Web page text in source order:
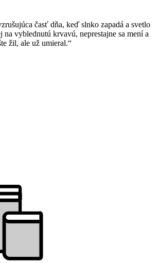
časť dňa, keď slnko zapadá a svetlo
na vyblednutú krvavú, neprestajne sa mení a
žil, ale už umieral.